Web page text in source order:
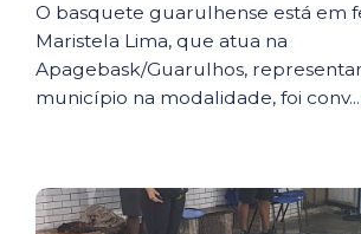
O basquete guarulhense está em
Maristela Lima, que atua na
Apagebask/Guarulhos,
município na modalidade, foi conv...